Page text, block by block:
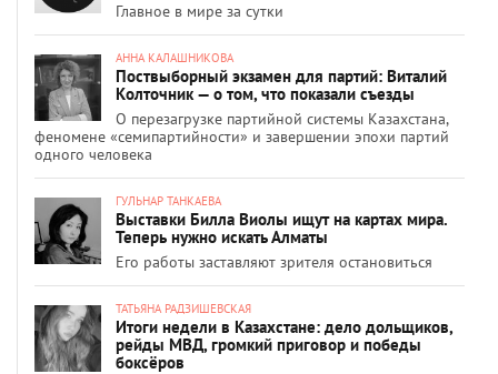
Главное в мире за сутки
АННА КАЛАШНИКОВА
Поствыборный экзамен для партий: Виталий
Колточник — о том, что показали съезды
О перезагрузке партийной системы Казахстана,
феномене «семипартийности» и завершении эпохи партий
одного человека
ГУЛЬНАР ТАНКАЕВА
Выставки Билла Виолы ищут на картах мира.
Теперь нужно искать Алматы
Его работы заставляют зрителя остановиться
ТАТЬЯНА РАДЗИШЕВСКАЯ
Итоги недели в Казахстане: дело дольщиков,
рейды МВД, громкий приговор и победы
боксёров